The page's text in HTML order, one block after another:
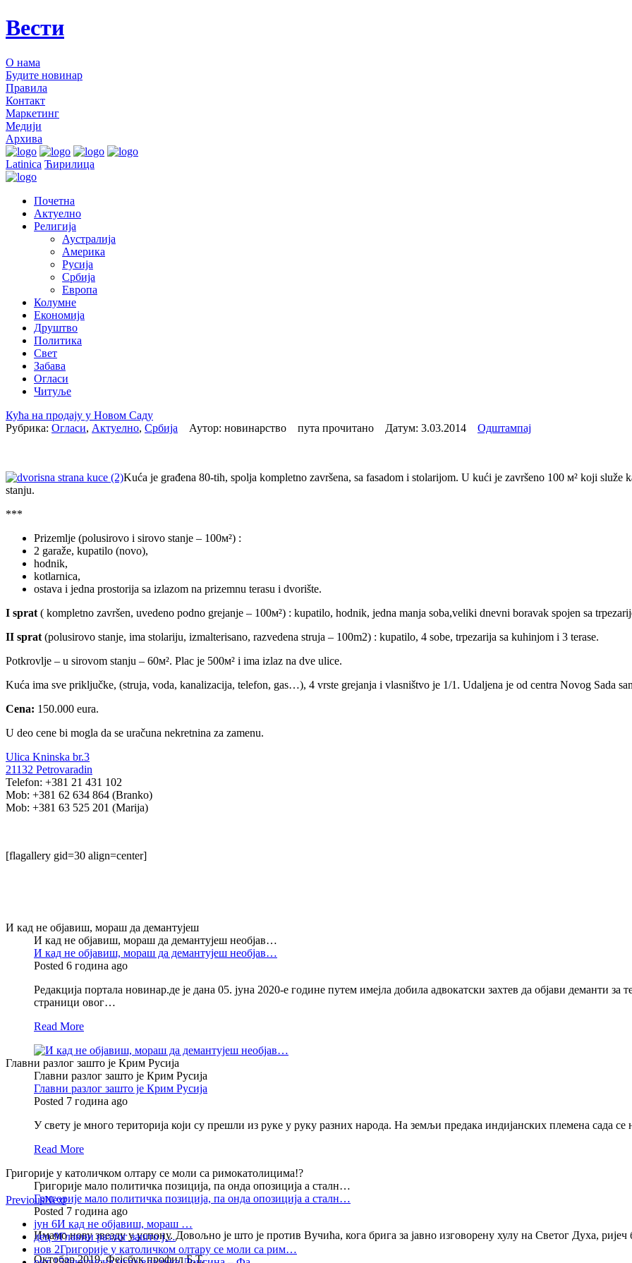
Вести
О нама
Будите новинар
Правила
Контакт
Маркетинг
Медији
Архива
Latinica Ћирилица
Почетна
Актуелно
Религија
Аустралија
Америка
Русија
Србија
Европа
Колумне
Економија
Друштво
Политика
Свет
Забава
Огласи
Читуље
Кућа на продају у Новом Саду
Рубрика: Огласи, Актуелно, Србија Аутор: новинарство пута прочитано Датум: 3.03.2014 Одштампај
Kuća je građena 80-tih, spolja kompletno završena, sa fasadom i stolarijom. U kući je završeno 100 м² koji služe
stanju.
***
Prizemlje (polusirovo i sirovo stanje – 100м²) :
2 garaže, kupatilo (novo),
hodnik,
kotlarnica,
ostava i jedna prostorija sa izlazom na prizemnu terasu i dvorište.
I sprat ( kompletno završen, uvedeno podno grejanje – 100м²) : kupatilo, hodnik, jedna manja soba,veliki dnevni boravak spojen sa
II sprat (polusirovo stanje, ima stolariju, izmalterisano, razvedena struja – 100m2) : kupatilo, 4 sobe, trpezarija sa kuhinjom i 3 terase.
Potkrovlje – u sirovom stanju – 60м². Plac je 500м² i ima izlaz na dve ulice.
Kuća ima sve priključke, (struja, voda, kanalizacija, telefon, gas…), 4 vrste grejanja i vlasništvo je 1/1. Udaljena je od centra Novog Sada
Cena: 150.000 eura.
U deo cene bi mogla da se uračuna nekretnina za zamenu.
Ulica Kninska br.3
21132 Petrovaradin
Telefon: +381 21 431 102
Mob: +381 62 634 864 (Branko)
Mob: +381 63 525 201 (Marija)
[flagallery gid=30 align=center]
И кад не објавиш, мораш да демантујеш
И кад не објавиш, мораш да демантујеш необјав…
И кад не објавиш, мораш да демантујеш необјав…
Posted 6 година ago
Редакција портала новинар.де је дана 05. јуна 2020-е године путем имејла добила адвокатски захтев да објави деманти за
страници овог…
Read More
Главни разлог зашто је Крим Русија
Главни разлог зашто је Крим Русија
Главни разлог зашто је Крим Русија
Posted 7 година ago
У свету је много територија који су прешли из руке у руку разних народа. На земљи предака индијанских племена сада се
Read More
Григорије у католичком олтару се моли са римокатолицима!?
Григорије мало политичка позиција, па онда опозиција а сталн…
Григорије мало политичка позиција, па онда опозиција а сталн…
Posted 7 година ago
Имамо нову звезду у успону. Довољно је што је против Вучића, кога брига за јавно изговорену хулу на Светог Духа, ријеч
Октобар 2019, Фејсбук профил Б.Т.
PreviousNext
јун 6И кад не објавиш, мораш …
дец 9Главни разлог зашто ј…
нов 2Григорије у католичком олтару се моли са рим…